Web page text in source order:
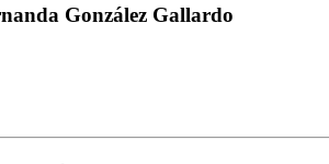
González Gallardo